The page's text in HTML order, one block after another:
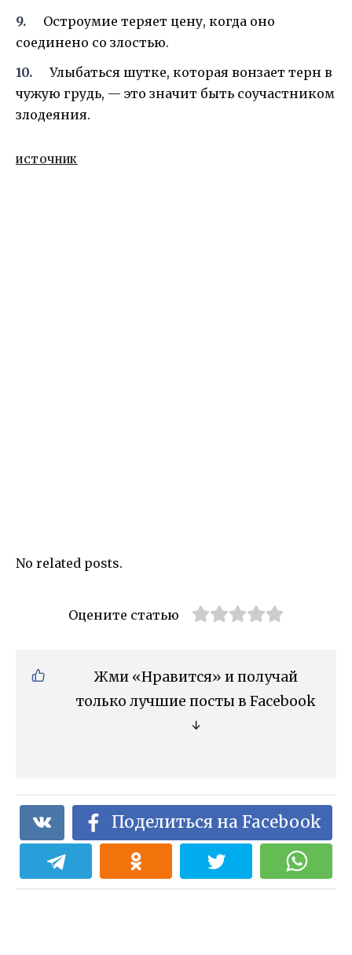
Остроумие теряет цену, когда оно
соединено со злостью.
Улыбаться шутке, которая вонзает терн в
чужую грудь, — это значит быть соучастником
злодеяния.
ИСТОЧНИК
No related posts.
Оцените статью
Жми «Нравится» и получай
только лучшие посты в Facebook
↓
Поделиться на Facebook